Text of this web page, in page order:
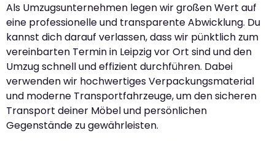
Als Umzugsunternehmen legen wir großen Wert auf
eine professionelle und transparente Abwicklung. Du
kannst dich darauf verlassen, dass wir pünktlich zum
vereinbarten Termin in Leipzig vor Ort sind und den
Umzug schnell und effizient durchführen. Dabei
verwenden wir hochwertiges Verpackungsmaterial
und moderne Transportfahrzeuge, um den sicheren
Transport deiner Möbel und persönlichen
Gegenstände zu gewährleisten.